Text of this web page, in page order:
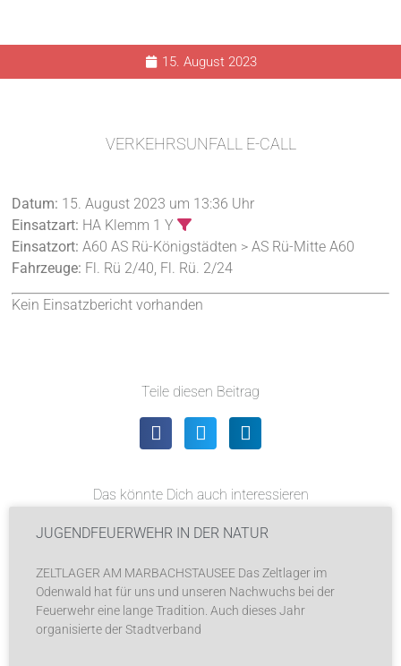
15. August 2023
VERKEHRSUNFALL E-CALL
Datum: 15. August 2023 um 13:36 Uhr
Einsatzart: HA Klemm 1 Y
Einsatzort: A60 AS Rü-Königstädten > AS Rü-Mitte A60
Fahrzeuge: Fl. Rü 2/40, Fl. Rü. 2/24
Kein Einsatzbericht vorhanden
Teile diesen Beitrag
Das könnte Dich auch interessieren
JUGENDFEUERWEHR IN DER NATUR
ZELTLAGER AM MARBACHSTAUSEE Das Zeltlager im
Odenwald hat für uns und unseren Nachwuchs bei der
Feuerwehr eine lange Tradition. Auch dieses Jahr
organisierte der Stadtverband